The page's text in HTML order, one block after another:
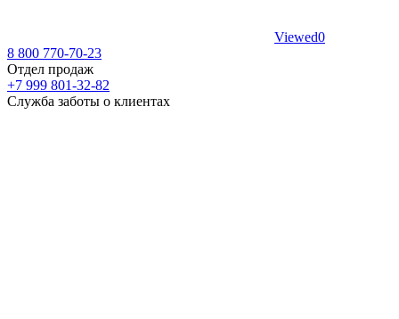
Viewed0
8 800 770-70-23
Отдел продаж
+7 999 801-32-82
Служба заботы о клиентах